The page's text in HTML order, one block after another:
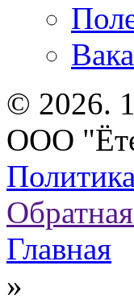
© 2026.
ООО
Главная
»